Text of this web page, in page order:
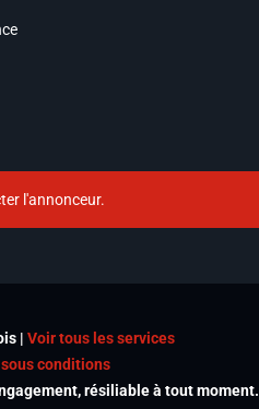
l'annonceur.
| Voir tous les services
sous conditions
résiliable à tout moment.